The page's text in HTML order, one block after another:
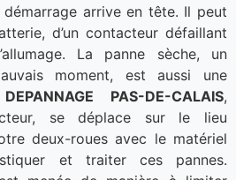
arrive en tête. Il peut
d’un contacteur défaillant
La panne sèche, un
moment, est aussi une
DEPANNAGE PAS-DE-CALAIS,
se déplace sur le lieu
deux-roues avec le matériel
et traiter ces pannes.